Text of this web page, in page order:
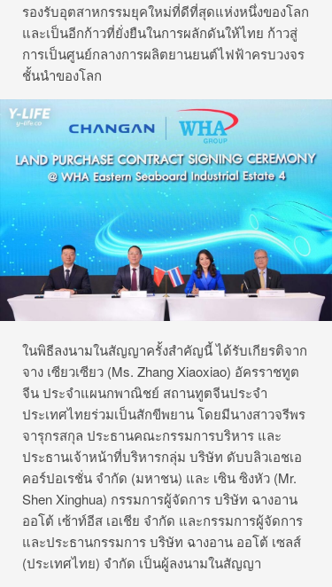
รองรับอุตสาหกรรมยุคใหม่ที่ดีที่สุดแห่งหนึ่งของโลก
และเป็นอีกก้าวที่ยั่งยืนในการผลักดันให้ไทย ก้าวสู่
การเป็นศูนย์กลางการผลิตยานยนต์ไฟฟ้าครบวงจร
ชั้นนำของโลก
ในพิธีลงนามในสัญญาครั้งสำคัญนี้ ได้รับเกียรติจาก
จาง เซียวเซียว (Ms. Zhang Xiaoxiao) อัครราชทูต
จีน ประจำแผนกพาณิชย์ สถานทูตจีนประจำ
ประเทศไทยร่วมเป็นสักขีพยาน โดยมีนางสาวจรีพร
จารุกรสกุล ประธานคณะกรรมการบริหาร และ
ประธานเจ้าหน้าที่บริหารกลุ่ม บริษัท ดับบลิวเอชเอ
คอร์ปอเรชั่น จำกัด (มหาชน) และ เซิน ซิงหัว (Mr.
Shen Xinghua) กรรมการผู้จัดการ บริษัท ฉางอาน
ออโต้ เซ้าท์อีส เอเชีย จำกัด และกรรมการผู้จัดการ
และประธานกรรมการ บริษัท ฉางอาน ออโต้ เซลส์
(ประเทศไทย) จำกัด เป็นผู้ลงนามในสัญญา